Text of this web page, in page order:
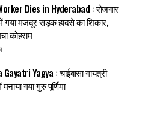
Dies in Hyderabad : रोजगार
गया मजदूर सड़क हादसे का शिकार,
कोहराम
Yagya : चाईबासा गायत्री
गया गुरु पूर्णिमा